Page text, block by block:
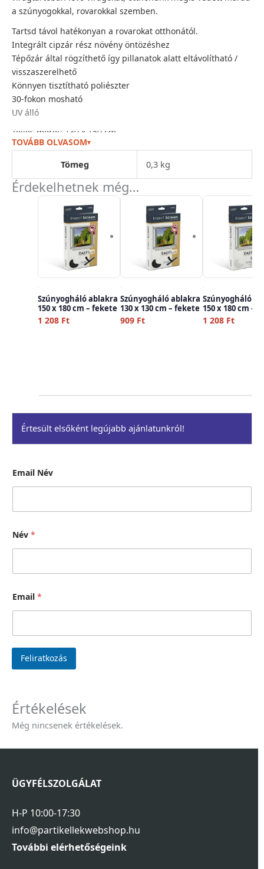
a szúnyogokkal, rovarokkal szemben.
Tartsd távol hatékonyan a rovarokat otthonától.
Integrált cipzár rész növény öntözéshez
Tépőzár által rögzíthető így pillanatok alatt eltávolítható /
visszaszerelhető
Könnyen tisztítható poliészter
30-fokon mosható
UV álló
Teljes méret: 130 x 150 cm
Cipzár hossza: 35 cm
TOVÁBB OLVASOM▾
Tömeg 0,3 kg
Érdekelhetnek még…
Szúnyogháló ablakra
150 x 180 cm – fekete
1 208 Ft
Szúnyogháló ablakra
130 x 130 cm – fekete
909 Ft
Szúnyogháló
150 x 180 cm –
1 208 Ft
Értesült elsőként legújabb ajánlatunkról!
Email Név
Név *
Email *
Feliratkozás
Értékelések
Még nincsenek értékelések.
ÜGYFÉLSZOLGÁLAT
H-P 10:00-17:30
info@partikellekwebshop.hu
További elérhetőségeink